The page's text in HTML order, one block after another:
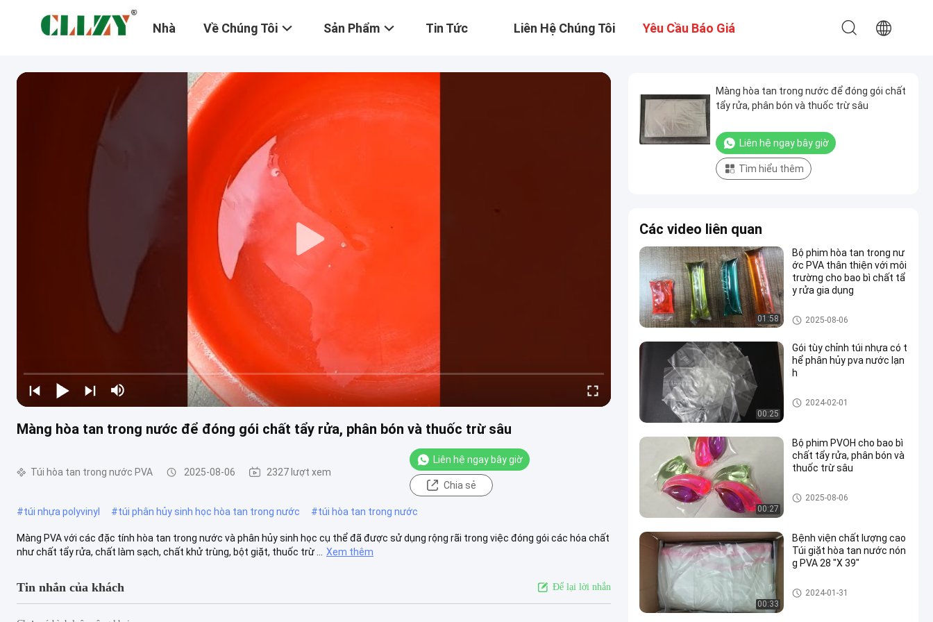
Nhà Về Chúng Tôi Sản Phẩm Tin Tức Liên Hệ Chúng Tôi Yêu Cầu Báo Giá
Màng hòa tan trong nước để đóng gói chất tẩy rửa, phân bón và thuốc trừ sâu
Túi hòa tan trong nước PVA 2025-08-06 2327 lượt xem
Liên hệ ngay bây giờ
Chia sẻ
#túi nhựa polyvinyl #túi phân hủy sinh học hòa tan trong nước #túi hòa tan trong nước
Màng PVA với các đặc tính hòa tan trong nước và phân hủy sinh học cụ thể đã được sử dụng rộng rãi trong việc đóng gói các hóa chất
như chất tẩy rửa, chất làm sạch, chất khử trùng, bột giặt, thuốc trừ ...
Xem thêm
Tin nhắn của khách Để lại lời nhắn
Màng hòa tan trong nước để đóng gói chất
tẩy rửa, phân bón và thuốc trừ sâu
Liên hệ ngay bây giờ
Tìm hiểu thêm
Các video liên quan
01:58
Bộ phim hòa tan trong nư
ớc PVA thân thiện với môi
trường cho bao bì chất tẩ
y rửa gia dụng
Túi hòa tan trong nước PVA
2025-08-06
00:25
Gói tùy chỉnh túi nhựa có t
hể phân hủy pva nước lạn
h
Túi hòa tan trong nước PVA
2024-02-01
00:27
Bộ phim PVOH cho bao bì
chất tẩy rửa, phân bón và
thuốc trừ sâu
Túi hòa tan trong nước PVA
2025-08-06
00:33
Bệnh viện chất lượng cao
Túi giặt hòa tan nước nón
g PVA 28 "X 39"
Túi hòa tan trong nước PVA
2024-01-31